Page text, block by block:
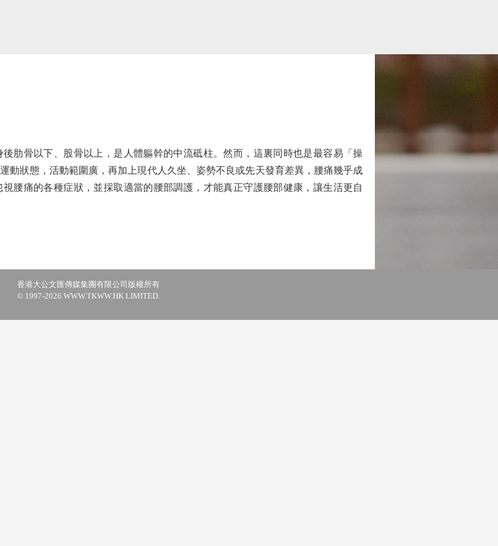
骨以下、股骨以上，是人體軀幹的中流砥柱。然而，這裏同時也是最容易「操
動狀態，活動範圍廣，再加上現代人久坐、姿勢不良或先天發育差異，腰痛幾乎成
腰痛的各種症狀，並採取適當的腰部調護，才能真正守護腰部健康，讓生活更自
香港大公文匯傳媒集團有限公司版權所有
© 1997-2026 WWW.TKWW.HK LIMITED.